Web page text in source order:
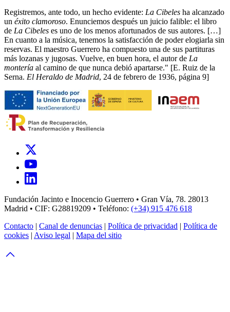
Registremos, ante todo, un hecho evidente: La Cibeles ha alcanzado
un éxito clamoroso. Enunciemos después un juicio falible: el libro
de La Cibeles es uno de los menos afortunados de sus autores. […]
En cuanto a la música, tenemos la satisfacción de poder elogiarla sin
reservas. El maestro Guerrero ha compuesto una de sus partituras
más lozanas y jugosas. Vuelve, en buen hora, el autor de La
montería al camino de que nunca debió apartarse." [E. Ruiz de la
Serna. El Heraldo de Madrid, 24 de febrero de 1936, página 9]
Fundación Jacinto e Inocencio Guerrero • Gran Vía, 78. 28013
Madrid • CIF: G28819209 • Teléfono: (+34) 915 476 618
Contacto | Canal de denuncias | Política de privacidad | Política de
cookies | Aviso legal | Mapa del sitio